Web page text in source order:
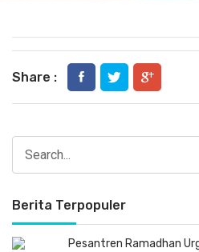
Share :
Berita Terpopuler
Pesantren Ramadhan